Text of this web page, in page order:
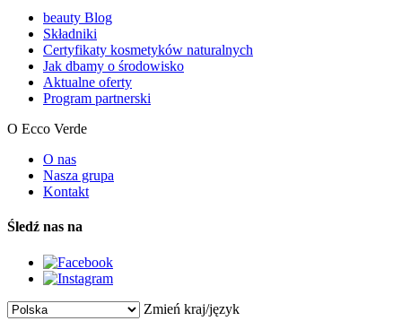
beauty Blog
Składniki
Certyfikaty kosmetyków naturalnych
Jak dbamy o środowisko
Aktualne oferty
Program partnerski
O Ecco Verde
O nas
Nasza grupa
Kontakt
Śledź nas na
Zmień kraj/język